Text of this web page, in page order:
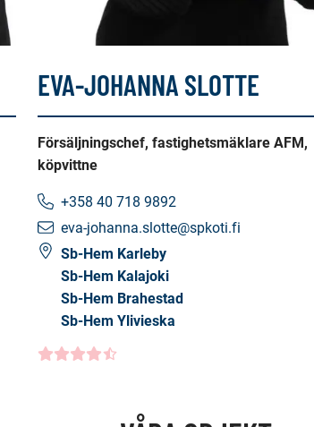
EVA-JOHANNA SLOTTE
Försäljningschef, fastighetsmäklare AFM,
köpvittne
+358 40 718 9892
eva-johanna.slotte@spkoti.fi
Sb-Hem Karleby
Sb-Hem Kalajoki
Sb-Hem Brahestad
Sb-Hem Ylivieska
Kundbetyg